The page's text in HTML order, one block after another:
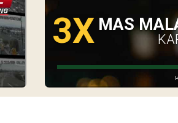
3X MAS